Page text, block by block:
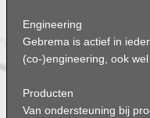
Engineering
Gebrema is actief in
(co-)engineering, ook
Producten
Van ondersteuning bij